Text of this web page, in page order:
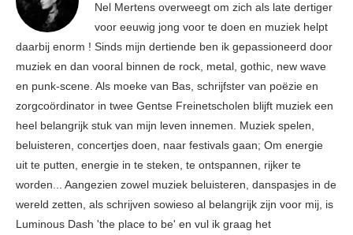
Nel Mertens overweegt om zich als late dertiger
voor eeuwig jong voor te doen en muziek helpt
daarbij enorm ! Sinds mijn dertiende ben ik gepassioneerd door
muziek en dan vooral binnen de rock, metal, gothic, new wave
en punk-scene. Als moeke van Bas, schrijfster van poëzie en
zorgcoördinator in twee Gentse Freinetscholen blijft muziek een
heel belangrijk stuk van mijn leven innemen. Muziek spelen,
beluisteren, concertjes doen, naar festivals gaan; Om energie
uit te putten, energie in te steken, te ontspannen, rijker te
worden... Aangezien zowel muziek beluisteren, danspasjes in de
wereld zetten, als schrijven sowieso al belangrijk zijn voor mij, is
Luminous Dash 'the place to be' en vul ik graag het